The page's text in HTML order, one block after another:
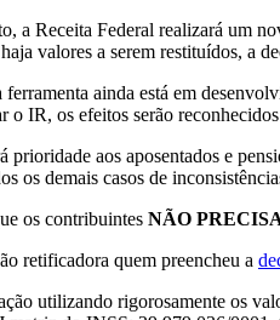
a Receita Federal realizará um
valores a serem restituídos, a
ainda está em
o IR, os efeitos serão
prioridade aos aposentados e
os demais casos de
os contribuintes NÃO
retificadora quem preencheu a
utilizando rigorosamente os